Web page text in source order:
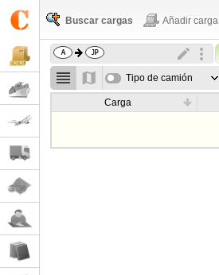
Buscar cargas Añadir carga
Tipo de camión
Carga